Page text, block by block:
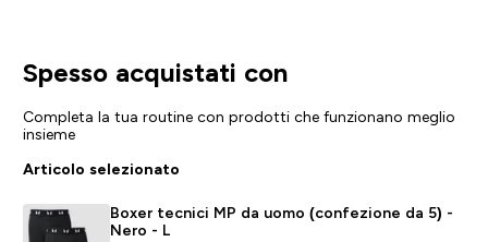
Spesso acquistati con
Completa la tua routine con prodotti che funzionano meglio
insieme
Articolo selezionato
Boxer tecnici MP da uomo (confezione da 5) -
Nero - L